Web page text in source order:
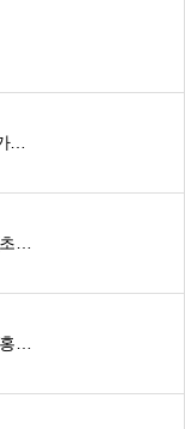
반도체 생산·검사 단순업무 (초보가능/안정근무/장기환영)